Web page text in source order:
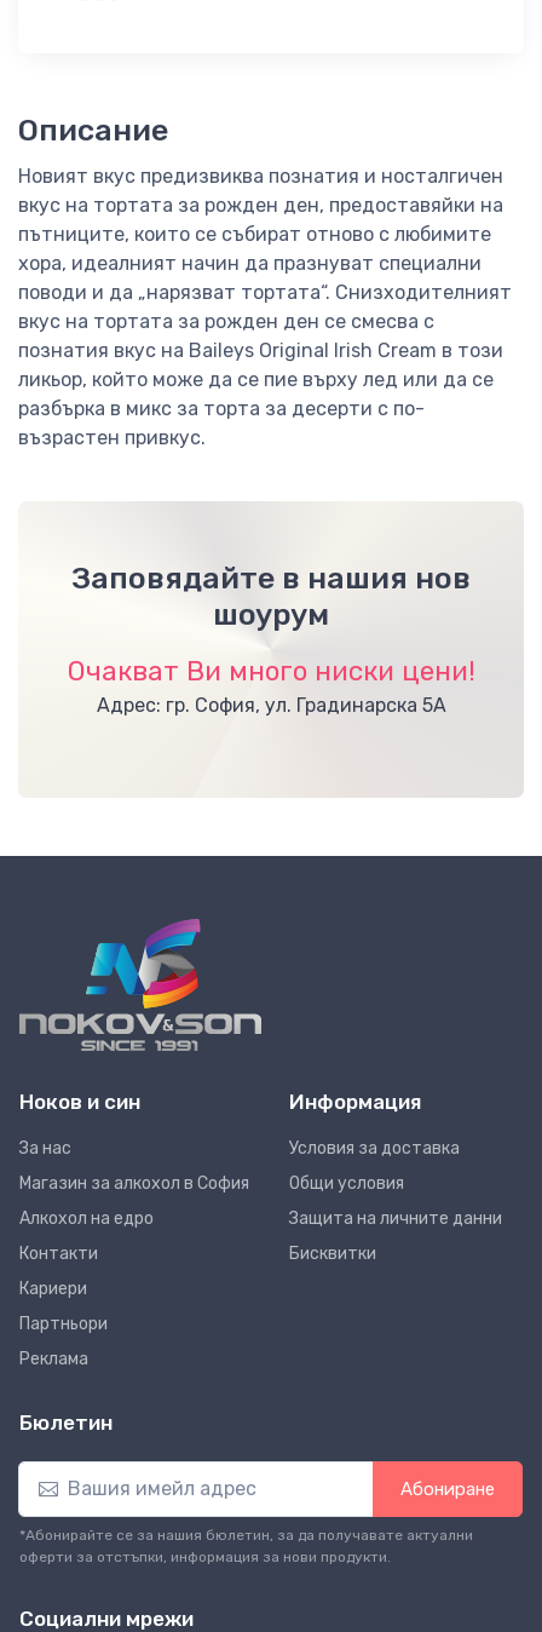
Описание
Новият вкус предизвиква познатия и носталгичен
вкус на тортата за рожден ден, предоставяйки на
пътниците, които се събират отново с любимите
хора, идеалният начин да празнуват специални
поводи и да „нарязват тортата“. Снизходителният
вкус на тортата за рожден ден се смесва с
познатия вкус на Baileys Original Irish Cream в този
ликьор, който може да се пие върху лед или да се
разбърка в микс за торта за десерти с по-
възрастен привкус.
Заповядайте в нашия нов
шоурум
Очакват Ви много ниски цени!
Адрес: гр. София, ул. Градинарска 5А
Ноков и син
За нас
Магазин за алкохол в София
Алкохол на едро
Контакти
Кариери
Партньори
Реклама
Информация
Условия за доставка
Общи условия
Защита на личните данни
Бисквитки
Бюлетин
Абониране
*Абонирайте се за нашия бюлетин, за да получавате актуални
оферти за отстъпки, информация за нови продукти.
Социални мрежи